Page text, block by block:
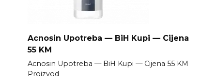
Acnosin Upotreba — BiH Kupi — Cijena
55 KM
Acnosin Upotreba — BiH Kupi — Cijena 55 KM
Proizvod